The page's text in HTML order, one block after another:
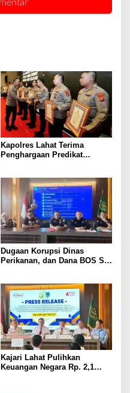
Kapolres Lahat Terima
Penghargaan Predikat
Dugaan Korupsi Dinas
Perikanan, dan Dana BOS SD
Kajari Lahat Pulihkan
Keuangan Negara Rp. 2,1